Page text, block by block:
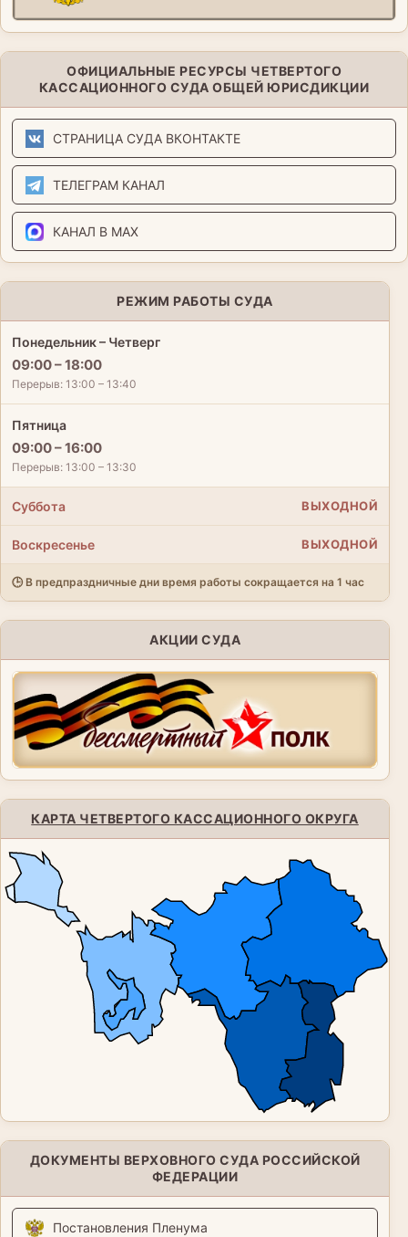
ОФИЦИАЛЬНЫЕ РЕСУРСЫ ЧЕТВЕРТОГО
КАССАЦИОННОГО СУДА ОБЩЕЙ ЮРИСДИКЦИИ
СТРАНИЦА СУДА ВКОНТАКТЕ
ТЕЛЕГРАМ КАНАЛ
КАНАЛ В MAX
РЕЖИМ РАБОТЫ СУДА
Понедельник – Четверг
09:00 – 18:00
Перерыв: 13:00 – 13:40
Пятница
09:00 – 16:00
Перерыв: 13:00 – 13:30
Суббота ВЫХОДНОЙ
Воскресенье ВЫХОДНОЙ
🕒 В предпраздничные дни время работы сокращается на 1 час
АКЦИИ СУДА
КАРТА ЧЕТВЕРТОГО КАССАЦИОННОГО ОКРУГА
ДОКУМЕНТЫ ВЕРХОВНОГО СУДА РОССИЙСКОЙ
ФЕДЕРАЦИИ
Постановления Пленума